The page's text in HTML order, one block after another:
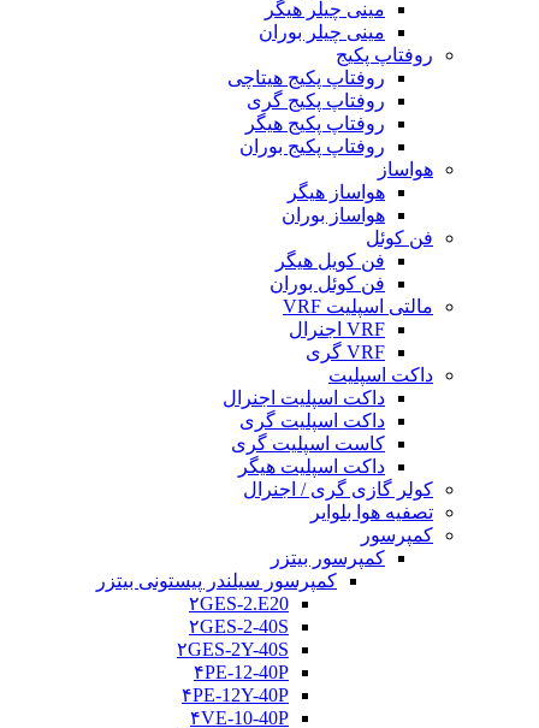
مینی چیلر هیگر
مینی چیلر بوران
روفتاپ پکیج
روفتاپ پکیج هیتاچی
روفتاپ پکیج گری
روفتاپ پکیج هیگر
روفتاپ پکیج بوران
هواساز
هواساز هیگر
هواساز بوران
فن کوئل
فن کویل هیگر
فن کوئل بوران
مالتی اسپلیت VRF
VRF اجنرال
VRF گری
داکت اسپلیت
داکت اسپلیت اجنرال
داکت اسپلیت گری
کاست اسپلیت گری
داکت اسپلیت هیگر
کولر گازی گری / اجنرال
تصفیه هوا بلوایر
کمپرسور
کمپرسور بیتزر
کمپرسور سیلندر پیستونی بیتزر
۲GES-2.E20
۲GES-2-40S
۲GES-2Y-40S
۴PE-12-40P
۴PE-12Y-40P
۴VE-10-40P